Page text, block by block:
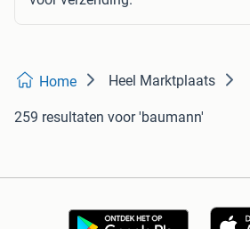
Home Heel Marktplaats
259 resultaten voor 'baumann'